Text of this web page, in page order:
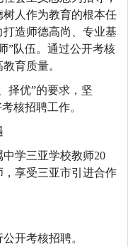
人作为教育的根本任
造师德高尚、专业基
”队伍。通过公开考核
育质量。
择优”的要求，坚
核招聘工作。
学三亚学校教师20
享受三亚市引进合作
开考核招聘。